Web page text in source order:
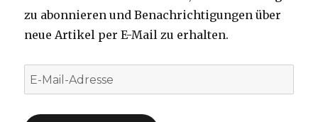
zu abonnieren und Benachrichtigungen über
neue Artikel per E-Mail zu erhalten.
E-
Mail-
Adresse